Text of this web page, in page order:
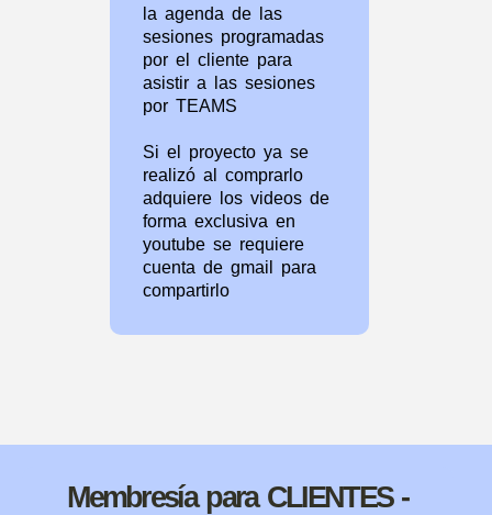
la agenda de las
sesiones programadas
por el cliente para
asistir a las sesiones
por TEAMS
Si el proyecto ya se
realizó al comprarlo
adquiere los videos de
forma exclusiva en
youtube se requiere
cuenta de gmail para
compartirlo
Membresía para CLIENTES -